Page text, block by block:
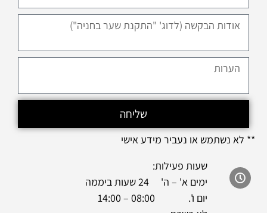
שליחה
** לא נשתמש או נעביר מידע אישי
שעות פעילות:
ימים א' – ה' 24 שעות ביממה
יום ו'. 08:00 – 14:00